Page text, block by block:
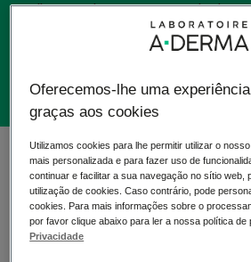
limpeza do rosto com aveia
obtida por agricultura
5 resultados "Produtos de
BIOLOGY
AC
Oferecemos-lhe uma
graças aos cookies
Utilizamos cookies para lhe permitir utilizar o
mais personalizada e para fazer uso de
continuar e facilitar a sua navegação no sítio web,
utilização de cookies. Caso contrário, pode
cookies. Para mais informações sobre o
por favor clique abaixo para ler a nossa política de
Privacidade